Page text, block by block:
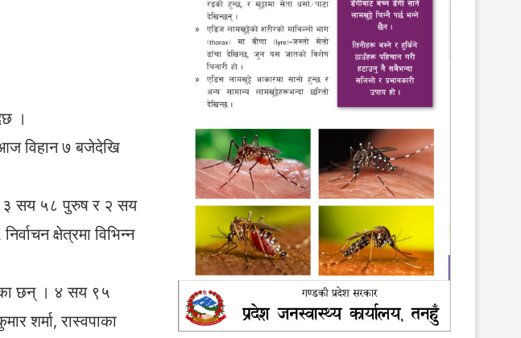
।
आज विहान ७ बजेदेखि
३ सय ५८ पुरुष र २ सय
क्षेत्रमा विभिन्न
छन् । ४ सय ९५
शर्मा, रास्वपाका